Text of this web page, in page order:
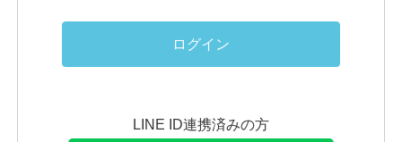
ログイン
LINE ID連携済みの方